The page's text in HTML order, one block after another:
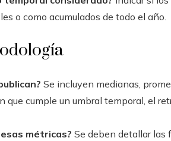
o como acumulados de todo el año.
Se incluyen medianas,
que cumple un umbral temporal, el
esas métricas? Se deben detallar las